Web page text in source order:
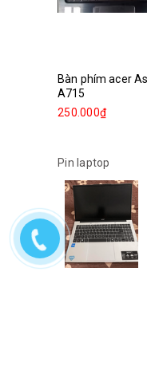
Bàn phím acer
A715
250.000₫
Pin laptop